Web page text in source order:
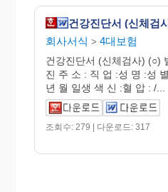
건강진단서 (신체검
회사서식 > 4대보험
건강진단서 (신체검사) (○)
진 주 소 : 직 업 :성 명 :성
년 월 일생 색 신 :혈 압 : /...
조회수: 279 | 다운로드: 317